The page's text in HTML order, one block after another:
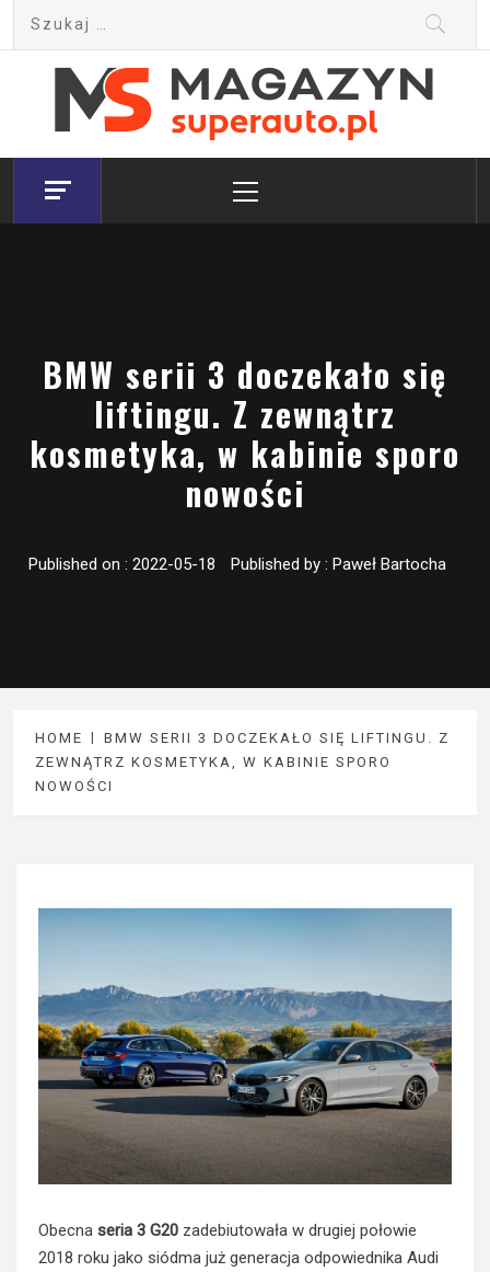
Magazyn.Superauto.pl
Nowy portal motoryzacyjny
Menu
BMW serii 3 doczekało się
liftingu. Z zewnątrz
kosmetyka, w kabinie sporo
nowości
Published on : 2022-05-18 Published by : Paweł Bartocha
HOME
BMW SERII 3 DOCZEKAŁO SIĘ LIFTINGU. Z
ZEWNĄTRZ KOSMETYKA, W KABINIE SPORO
NOWOŚCI
Obecna seria 3 G20 zadebiutowała w drugiej połowie
2018 roku jako siódma już generacja odpowiednika Audi